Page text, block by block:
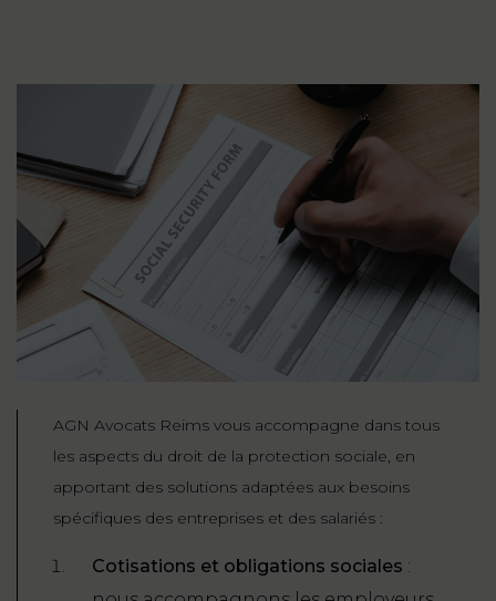
AGN Avocats Reims vous accompagne dans tous
les aspects du droit de la protection sociale, en
apportant des solutions adaptées aux besoins
spécifiques des entreprises et des salariés :
Cotisations et obligations sociales :